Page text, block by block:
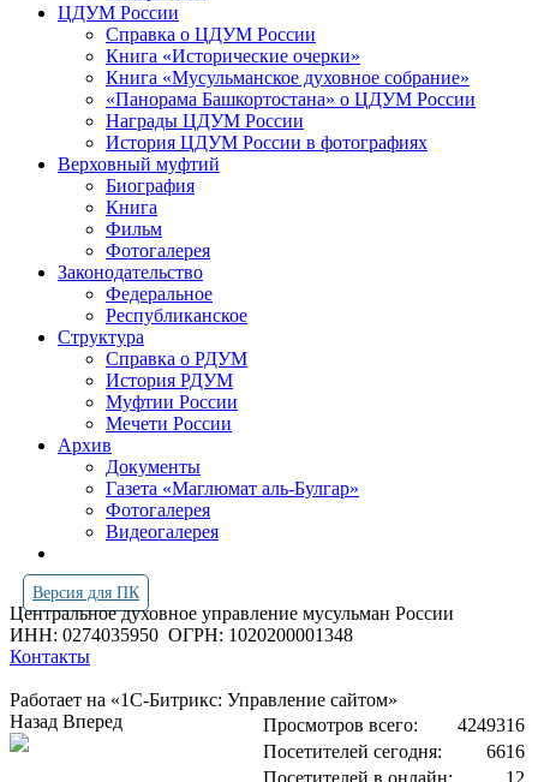
ЦДУМ России
Справка о ЦДУМ России
Книга «Исторические очерки»
Книга «Мусульманское духовное собрание»
«Панорама Башкортостана» о ЦДУМ России
Награды ЦДУМ России
История ЦДУМ России в фотографиях
Верховный муфтий
Биография
Книга
Фильм
Фотогалерея
Законодательство
Федеральное
Республиканское
Структура
Справка о РДУМ
История РДУМ
Муфтии России
Мечети России
Архив
Документы
Газета «Маглюмат аль-Булгар»
Фотогалерея
Видеогалерея
Версия для ПК
Центральное духовное управление мусульман России
ИНН: 0274035950 ОГРН: 1020200001348
Контакты
Работает на «1С-Битрикс: Управление сайтом»
Просмотров всего:
4249316
Посетителей сегодня:
6616
Посетителей в онлайн:
12
Назад Вперед